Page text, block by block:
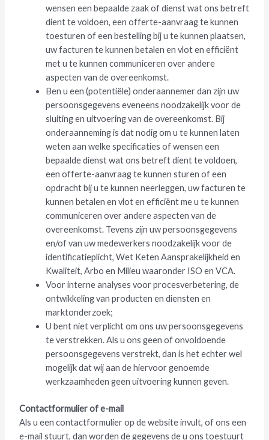
wensen een bepaalde zaak of dienst wat ons betreft
dient te voldoen, een offerte-aanvraag te kunnen
toesturen of een bestelling bij u te kunnen plaatsen,
uw facturen te kunnen betalen en vlot en efficiënt
met u te kunnen communiceren over andere
aspecten van de overeenkomst.
Ben u een (potentiële) onderaannemer dan zijn uw
persoonsgegevens eveneens noodzakelijk voor de
sluiting en uitvoering van de overeenkomst. Bij
onderaanneming is dat nodig om u te kunnen laten
weten aan welke specificaties of wensen een
bepaalde dienst wat ons betreft dient te voldoen,
een offerte-aanvraag te kunnen sturen of een
opdracht bij u te kunnen neerleggen, uw facturen te
kunnen betalen en vlot en efficiënt me u te kunnen
communiceren over andere aspecten van de
overeenkomst. Tevens zijn uw persoonsgegevens
en/of van uw medewerkers noodzakelijk voor de
identificatieplicht, Wet Keten Aansprakelijkheid en
Kwaliteit, Arbo en Milieu waaronder ISO en VCA.
Voor interne analyses voor procesverbetering, de
ontwikkeling van producten en diensten en
marktonderzoek;
U bent niet verplicht om ons uw persoonsgegevens
te verstrekken. Als u ons geen of onvoldoende
persoonsgegevens verstrekt, dan is het echter wel
mogelijk dat wij aan de hiervoor genoemde
werkzaamheden geen uitvoering kunnen geven.
Contactformulier of e-mail
Als u een contactformulier op de website invult, of ons een
e-mail stuurt, dan worden de gegevens de u ons toestuurt